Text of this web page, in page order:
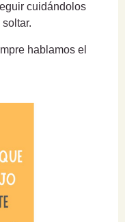
cuidándolos
hablamos el